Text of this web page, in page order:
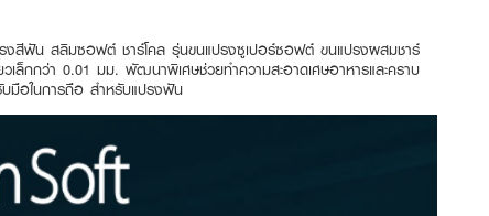
งสีฟัน สลิมซอฟต์ ชาร์โคล รุ่นขนแปรงซูเปอร์ซอฟต์ ขนแปรงผสมชาร์
เล็กกว่า 0.01 มม. พัฒนาพิเศษช่วยทำความสะอาดเศษอาหารและคราบ
มือในการถือ สำหรับแปรงฟัน